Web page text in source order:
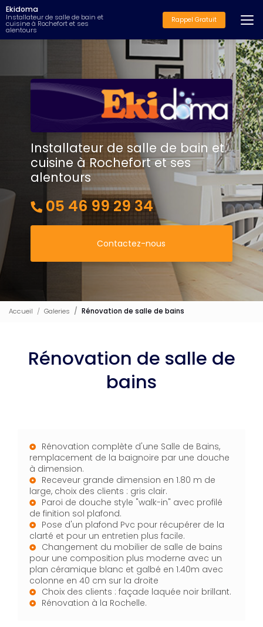
Aller
au
contenu
principal
Ekidoma
Installateur de salle de bain et
cuisine à Rochefort et ses
alentours
Rappel Gratuit
Installateur de salle de bain et
cuisine à Rochefort et ses
alentours
05 46 99 29 34
Contactez-nous
Accueil Galeries Rénovation de salle de bains
Rénovation de salle de
bains
Rénovation complète d'une Salle de Bains,
remplacement de la baignoire par une douche
à dimension.
Receveur grande dimension en 1.80 m de
large, choix des clients : gris clair.
Paroi de douche style "walk-in" avec profilé
de finition sol plafond.
Pose d'un plafond Pvc pour récupérer de la
clarté et pour un entretien plus facile.
Changement du mobilier de salle de bains
pour une composition plus moderne avec un
plan céramique blanc et galbé en 1.40m avec
colonne en 40 cm sur la droite
Choix des clients : façade laquée noir brillant.
Rénovation à la Rochelle.